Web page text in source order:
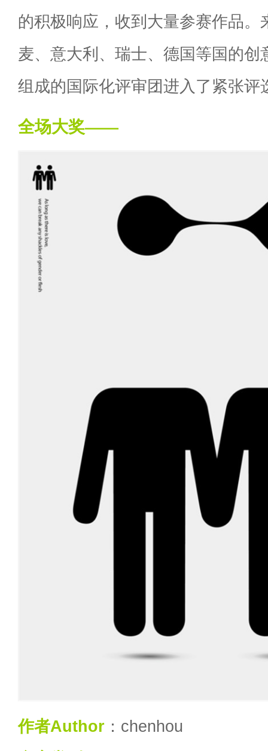
的积极响应，收到大量参赛作品。
麦、意大利、瑞士、德国等国的创
组成的国际化评审团进入了紧张评
全场大奖——
作者Author ：chenhou